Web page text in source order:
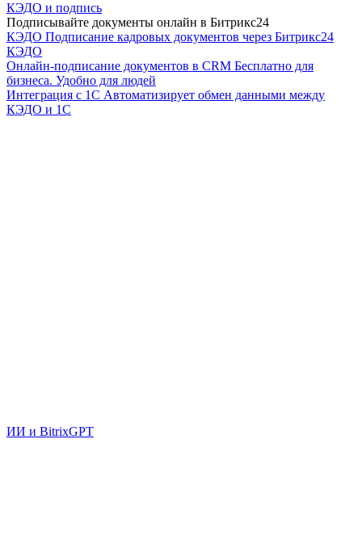
КЭДО и подпись
Подписывайте документы онлайн в Битрикс24
КЭДО Подписание кадровых документов через Битрикс24
КЭДО
Онлайн-подписание документов в CRM Бесплатно для
бизнеса. Удобно для людей
Интеграция с 1С Автоматизирует обмен данными между
КЭДО и 1С
ИИ и BitrixGPT